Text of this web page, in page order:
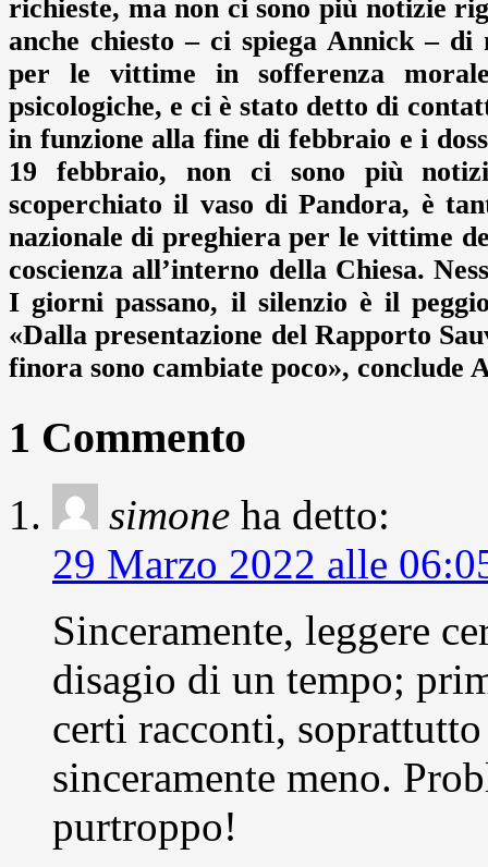
richieste, ma non ci sono più notizie
anche chiesto – ci spiega Annick –
per le vittime in sofferenza
psicologiche, e ci è stato detto di
in funzione alla fine di febbraio e i
19 febbraio, non ci sono più
scoperchiato il vaso di Pandora, è
nazionale di preghiera per le vittime
coscienza all’interno della Chiesa.
I giorni passano, il silenzio è il
«Dalla presentazione del Rapporto
finora sono cambiate poco», conclude
1 Commento
simone ha detto:
29 Marzo 2022 alle
Sinceramente, leggere
disagio di un tempo;
certi racconti,
sinceramente meno.
purtroppo!